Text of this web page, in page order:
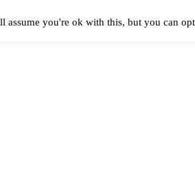
assume you're ok with this, but you can